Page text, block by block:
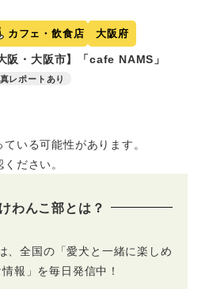
カフェ・飲食店 大阪府
阪・大阪市】「cafe NAMS」
レポートあり
いる可能性があります。
ださい。
わんこ部とは？
、全国の「愛犬と一緒に楽しめ
報」を毎日発信中！